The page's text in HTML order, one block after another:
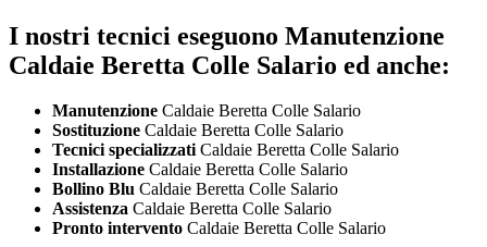
I nostri tecnici eseguono Manutenzione
Caldaie Beretta Colle Salario ed anche:
Manutenzione Caldaie Beretta Colle Salario
Sostituzione Caldaie Beretta Colle Salario
Tecnici specializzatiCaldaie Beretta Colle Salario
Installazione Caldaie Beretta Colle Salario
Bollino Blu Caldaie Beretta Colle Salario
Assistenza Caldaie Beretta Colle Salario
Pronto intervento Caldaie Beretta Colle Salario